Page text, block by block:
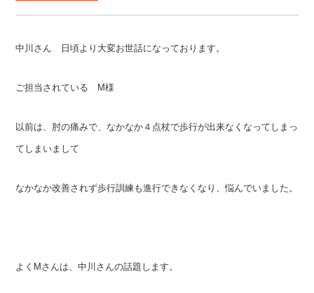
中川さん 日頃より大変お世話になっております。
ご担当されている M様
以前は、肘の痛みで、なかなか４点杖で歩行が出来なくなってしまっ
てしまいまして
なかなか改善されず歩行訓練も進行できなくなり、悩んでいました。
よくMさんは、中川さんの話題します。